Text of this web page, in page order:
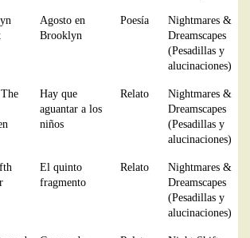
Agosto en
Brooklyn
Poesía
Nightmares &
Dreamscapes
(Pesadillas y
alucinaciones)
Hay que
aguantar a los
niños
Relato
Nightmares &
Dreamscapes
(Pesadillas y
alucinaciones)
El quinto
fragmento
Relato
Nightmares &
Dreamscapes
(Pesadillas y
alucinaciones)